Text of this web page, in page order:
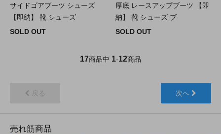
サイドゴアブーツ シューズ
【即納】 靴 シューズ
SOLD OUT
厚底 レースアップブーツ 【即
納】 靴 シューズ ブ
SOLD OUT
17商品中 1-12商品
戻る 次へ
売れ筋商品